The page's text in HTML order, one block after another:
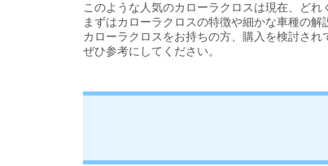
このような人気のカローラクロスは現在、どれ
まずはカローラクロスの特徴や細かな車種の
カローラクロスをお持ちの方、購入を検討され
ぜひ参考にしてください。